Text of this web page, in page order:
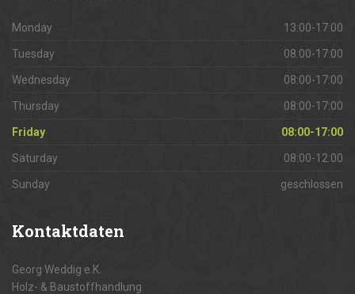
Monday 13:00-17:00
Tuesday 08:00-17:00
Wednesday 08:00-17:00
Thursday 08:00-17:00
Friday 08:00-17:00
Saturday 08:00-12:00
Sunday geschlossen
Kontaktdaten
Georg Weddig e.K.
Holz- & Baustoffhandlung